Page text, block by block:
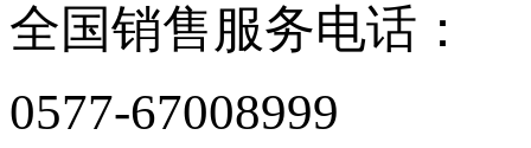
全国销售服务电话：
0577-67008999